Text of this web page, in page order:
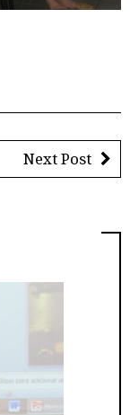
Next Post